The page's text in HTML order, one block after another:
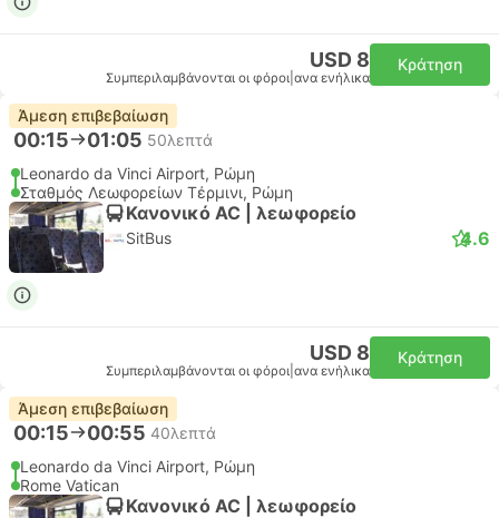
USD 8
Συμπεριλαμβάνονται οι φόροι ανα ενήλικα
Κράτηση
Άμεση επιβεβαίωση
00:15 01:05 50λεπτά
Leonardo da Vinci Airport, Ρώμη
Σταθμός Λεωφορείων Τέρμινι, Ρώμη
Κανονικό AC | λεωφορείο
SitBus 4.6
USD 8
Συμπεριλαμβάνονται οι φόροι ανα ενήλικα
Κράτηση
Άμεση επιβεβαίωση
00:15 00:55 40λεπτά
Leonardo da Vinci Airport, Ρώμη
Rome Vatican
Κανονικό AC | λεωφορείο